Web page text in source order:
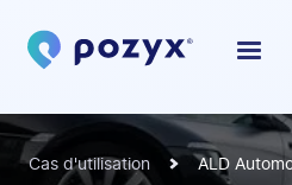
Cas d'utilisation ALD